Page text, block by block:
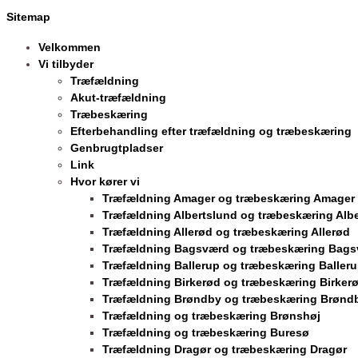
Sitemap
Velkommen
Vi tilbyder
Træfældning
Akut-træfældning
Træbeskæring
Efterbehandling efter træfældning og træbeskæring
Genbrugtpladser
Link
Hvor kører vi
Træfældning Amager og træbeskæring Amager
Træfældning Albertslund og træbeskæring
Træfældning Allerød og træbeskæring Allerød
Træfældning Bagsværd og træbeskæring
Træfældning Ballerup og træbeskæring
Træfældning Birkerød og træbeskæring
Træfældning Brøndby og træbeskæring
Træfældning og træbeskæring Brønshøj
Træfældning og træbeskæring Buresø
Træfældning Dragør og træbeskæring Dragør